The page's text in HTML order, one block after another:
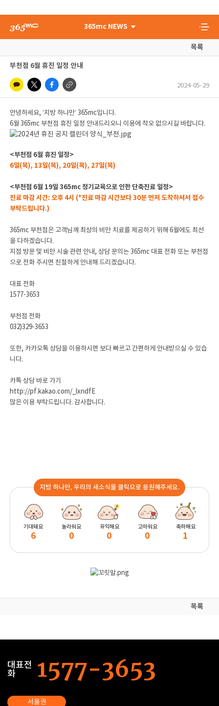
365mc NEWS
목록
부천점 6월 휴진 일정 안내
2024-05-29
안녕하세요, ‘지방 하나만’ 365mc입니다.
6월 365mc 부천점 휴진 일정 안내드리오니 이용에 착오 없으시길 바랍니다.
<부천점 6월 휴진 일정>
6일(목), 13일(목), 20일(목), 27일(목)
<부천점 6월 19일 365mc 정기교육으로 인한 단축진료 일정>
진료 마감 시간: 오후 4시 (*진료 마감 시간보다 30분 먼저 도착하셔서 접수
부탁드립니다.)
365mc 부천점은 고객님께 최상의 비만 치료를 제공하기 위해 6월에도 최선
을 다하겠습니다.
지점 방문 및 비만 시술 관련 안내, 상담 문의는 365mc 대표 전화 또는 부천점
으로 전화 주시면 친절하게 안내해 드리겠습니다.
대표 전화
1577-3653
부천점 전화
032)329-3653
또한, 카카오톡 상담을 이용하시면 보다 빠르고 간편하게 안내받으실 수 있습
니다.
카톡 상담 바로 가기
http://pf.kakao.com/_lxndfE
많은 이용 부탁드립니다. 감사합니다.
지방 하나만, 우리의 새소식을 클릭으로 응원해주세요.
기대돼요
6
놀라워요
0
유익해요
0
고마워요
0
축하해요
1
목록
대표전
화